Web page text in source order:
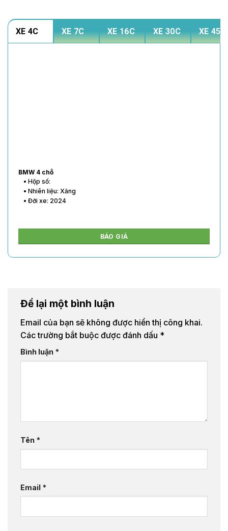
XE 4C XE 7C XE 16C XE 30C XE 45C
BMW 4 chỗ
• Hộp số:
• Nhiên liệu: Xăng
• Đời xe: 2024
BÁO GIÁ
Để lại một bình luận
Email của bạn sẽ không được hiển thị công khai.
Các trường bắt buộc được đánh dấu *
Bình luận *
Tên *
Email *